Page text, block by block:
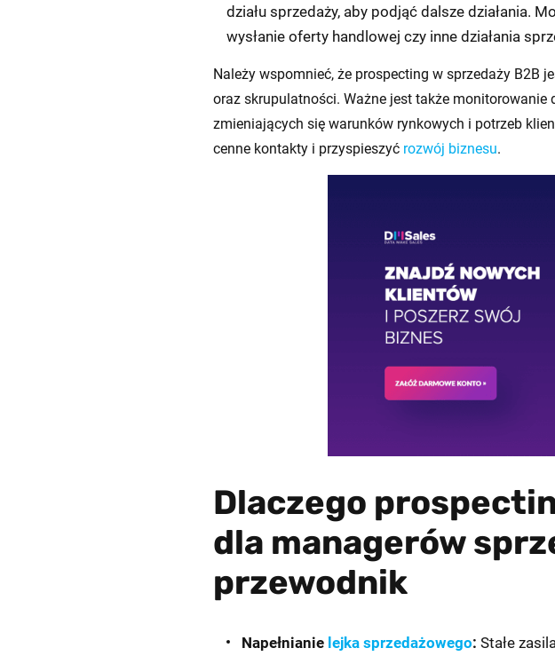
działu sprzedaży, aby podjąć dalsze działania.
wysłanie oferty handlowej czy inne działania
Należy wspomnieć, że prospecting w sprzedaży B2B
oraz skrupulatności. Ważne jest także
zmieniających się warunków rynkowych i potrzeb
cenne kontakty i przyspieszyć rozwój biznesu.
Dlaczego
dla managerów
przewodnik
Napełnianie lejka sprzedażowego: Stałe